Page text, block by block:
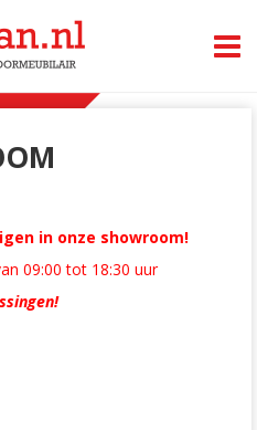
in onze showroom!
09:00 tot 18:30 uur